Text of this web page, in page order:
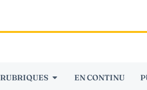
RUBRIQUES EN CONTINU